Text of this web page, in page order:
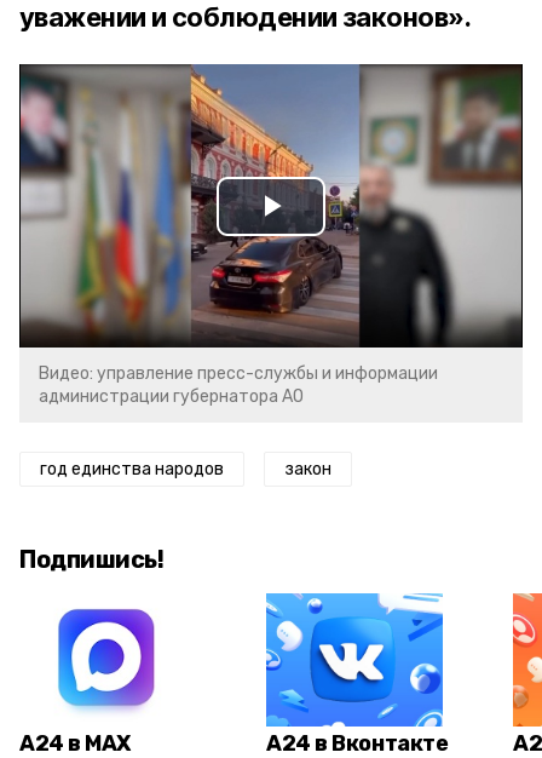
уважении и соблюдении законов».
Play
Video
Видео: управление пресс-службы и информации
администрации губернатора АО
год единства народов закон
Подпишись!
А24 в MAX А24 в Вконтакте